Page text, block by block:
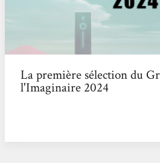
La première sélection du
l'Imaginaire 2024